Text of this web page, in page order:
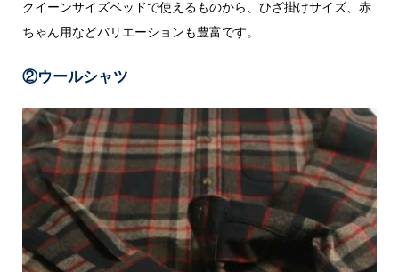
クイーンサイズベッドで使えるものから、ひざ掛けサイズ、赤
ちゃん用などバリエーションも豊富です。
②ウールシャツ